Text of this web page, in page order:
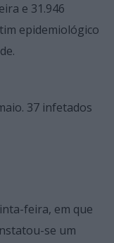
e 31.946
epidemiológico
37 infetados
feira, em que
se um